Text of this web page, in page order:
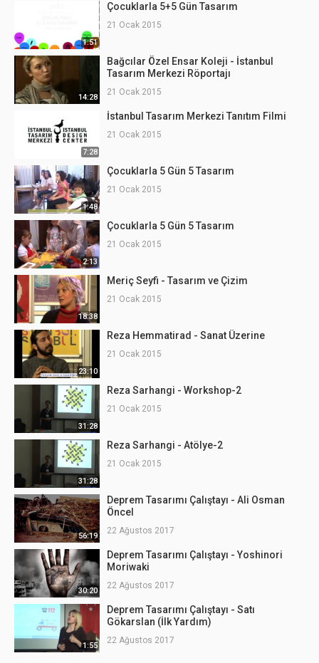
1:51
Çocuklarla 5+5 Gün Tasarım
21 Ocak 2015
14:28
Bağcılar Özel Ensar Koleji - İstanbul
Tasarım Merkezi Röportajı
21 Ocak 2015
7:28
İstanbul Tasarım Merkezi Tanıtım Filmi
21 Ocak 2015
1:48
Çocuklarla 5 Gün 5 Tasarım
21 Ocak 2015
2:13
Çocuklarla 5 Gün 5 Tasarım
21 Ocak 2015
18:38
Meriç Seyfi - Tasarım ve Çizim
21 Ocak 2015
23:10
Reza Hemmatirad - Sanat Üzerine
21 Ocak 2015
31:28
Reza Sarhangi - Workshop-2
21 Ocak 2015
31:28
Reza Sarhangi - Atölye-2
21 Ocak 2015
56:19
Deprem Tasarımı Çalıştayı - Ali Osman
Öncel
22 Ağustos 2017
30:20
Deprem Tasarımı Çalıştayı - Yoshinori
Moriwaki
22 Ağustos 2017
1:55
Deprem Tasarımı Çalıştayı - Satı
Gökarslan (İlk Yardım)
22 Ağustos 2017